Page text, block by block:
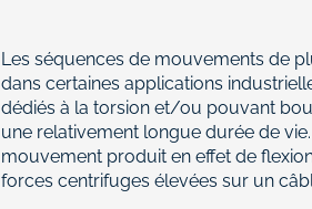
Les séquences de mouvements de
dans certaines applications
dédiés à la torsion et/ou pouvant
une relativement longue durée de
mouvement produit en effet de
forces centrifuges élevées sur un